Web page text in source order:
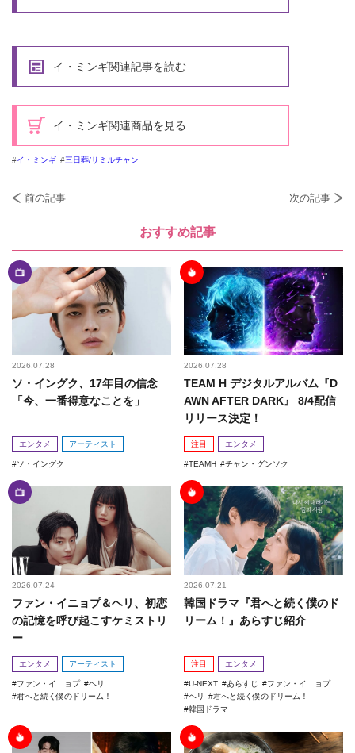
イ・ミンギ関連記事を読む
イ・ミンギ関連商品を見る
イ・ミンギ 三日葬/サミルチャン
前の記事 次の記事
おすすめ記事
2026.07.28
ソ・イングク、17年目の信念
「今、一番得意なことを」
エンタメ アーティスト
ソ・イングク
2026.07.28
TEAM H デジタルアルバム『D
AWN AFTER DARK』 8/4配信
リリース決定！
注目 エンタメ
TEAMH チャン・グンソク
2026.07.24
ファン・イニョプ＆ヘリ、初恋
の記憶を呼び起こすケミストリ
ー
エンタメ アーティスト
ファン・イニョプ
ヘリ
君へと続く僕のドリーム！
2026.07.21
韓国ドラマ『君へと続く僕のド
リーム！』あらすじ紹介
注目 エンタメ
U-NEXT あらすじ
ファン・イニョプ
ヘリ
君へと続く僕のドリーム！
韓国ドラマ